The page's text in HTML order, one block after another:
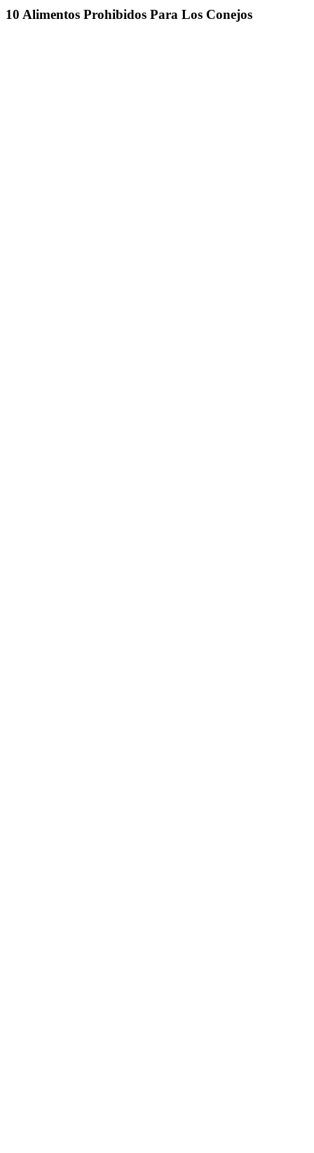
erizo»
10 Alimentos Prohibidos Para Los Conejos